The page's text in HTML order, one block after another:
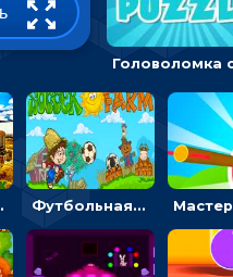
машину Футбольная ферма: бей по мячу, чтобы забивать в ворота и ловить звезды